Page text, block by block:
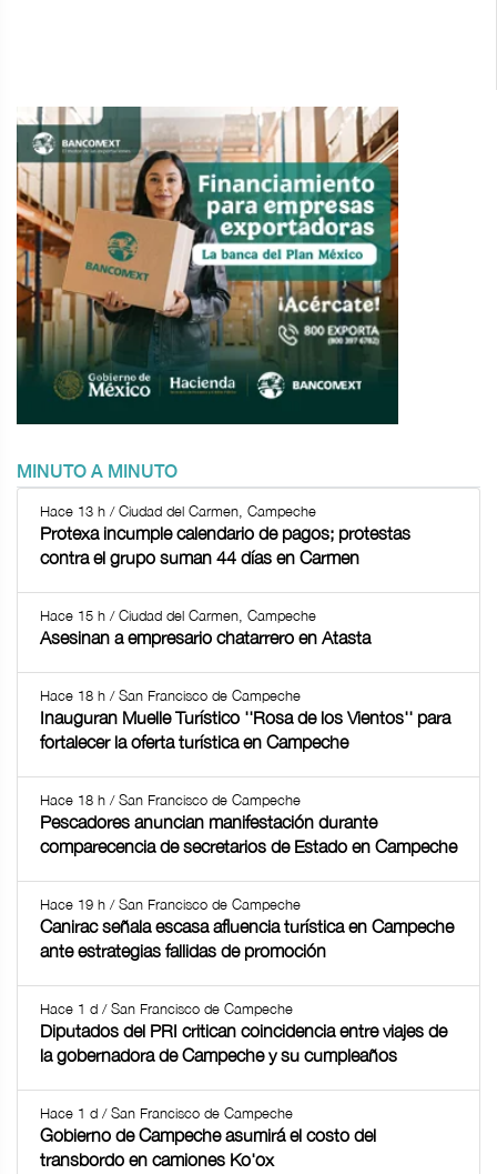
MINUTO A MINUTO
Hace 13 h / Ciudad del Carmen, Campeche
Protexa incumple calendario de pagos; protestas
contra el grupo suman 44 días en Carmen
Hace 15 h / Ciudad del Carmen, Campeche
Asesinan a empresario chatarrero en Atasta
Hace 18 h / San Francisco de Campeche
Inauguran Muelle Turístico ''Rosa de los Vientos'' para
fortalecer la oferta turística en Campeche
Hace 18 h / San Francisco de Campeche
Pescadores anuncian manifestación durante
comparecencia de secretarios de Estado en Campeche
Hace 19 h / San Francisco de Campeche
Canirac señala escasa afluencia turística en Campeche
ante estrategias fallidas de promoción
Hace 1 d / San Francisco de Campeche
Diputados del PRI critican coincidencia entre viajes de
la gobernadora de Campeche y su cumpleaños
Hace 1 d / San Francisco de Campeche
Gobierno de Campeche asumirá el costo del
transbordo en camiones Ko'ox